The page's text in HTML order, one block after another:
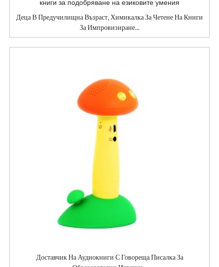
Деца В Предучилищна Възраст, Химикалка За Четене На Книги
За Импровизиране...
Доставчик На Аудиокниги С Говореща Писалка За